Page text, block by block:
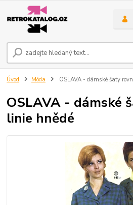
Úvod Móda OSLAVA - dámské šaty
OSLAVA - dámské
linie hnědé